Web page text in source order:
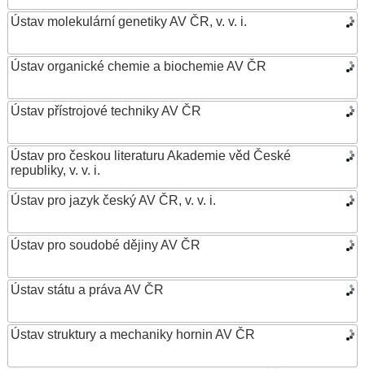
Ústav molekulární genetiky AV ČR, v. v. i.
Ústav organické chemie a biochemie AV ČR
Ústav přístrojové techniky AV ČR
Ústav pro českou literaturu Akademie věd České
republiky, v. v. i.
Ústav pro jazyk český AV ČR, v. v. i.
Ústav pro soudobé dějiny AV ČR
Ústav státu a práva AV ČR
Ústav struktury a mechaniky hornin AV ČR